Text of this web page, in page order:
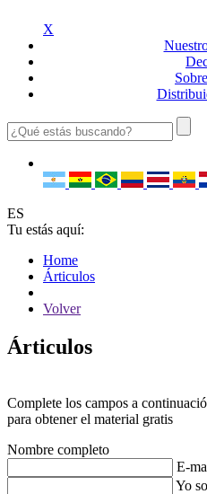
X
Sobre
ES
Tu estás aquí:
Home
Árticulos
Volver
Árticulos
Complete los campos a
para obtener el material gratis
Nombre completo
E-
Yo